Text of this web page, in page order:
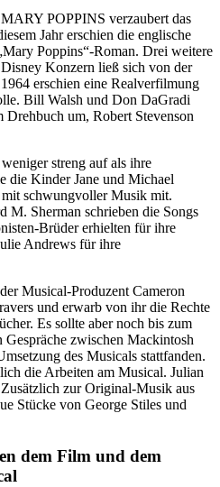
POPPINS verzaubert das
Jahr erschien die englische
Poppins“-Roman. Drei weitere
Konzern ließ sich von der
erschien eine Realverfilmung
Bill Walsh und Don DaGradi
Drehbuch um, Robert Stevenson
streng auf als ihre
die Kinder Jane und Michael
schwungvoller Musik mit.
M. Sherman schrieben die Songs
Brüder erhielten für ihre
Andrews für ihre
Musical-Produzent Cameron
und erwarb von ihr die Rechte
Es sollte aber noch bis zum
Gespräche zwischen Mackintosh
des Musicals stattfanden.
die Arbeiten am Musical. Julian
zur Original-Musik aus
Stücke von George Stiles und
dem Film und dem